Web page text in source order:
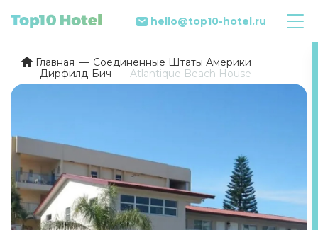
hello@top10-hotel.ru
Главная
Соединенные Штаты Америки
Дирфилд-Бич
Atlantique Beach House